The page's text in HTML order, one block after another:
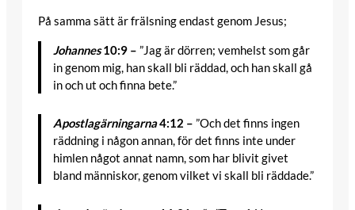
På samma sätt är frälsning endast genom Jesus;
Johannes10:9 – ”Jag är dörren; vemhelst som går
in genom mig, han skall bli räddad, och han skall gå
in och ut och finna bete.”
Apostlagärningarna4:12 – ”Och det finns ingen
räddning i någon annan, för det finns inte under
himlen något annat namn, som har blivit givet
bland människor, genom vilket vi skall bli räddade.”